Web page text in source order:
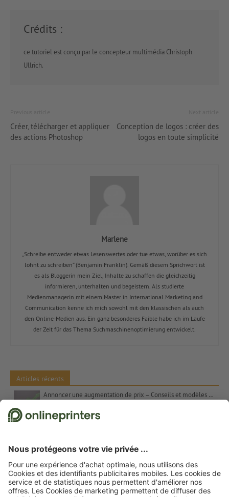
Crédits :
ce tutoriel est conçu par le concepteur multimédia Christoph
Ullrich.
Créer, télécharger et appliquer
des actions Photoshop
Conception de logos : créer des
logos en toute simplicité
Marlene
„Schreibe entweder etwas Lesenswertes oder tue etwas, worüber es sich
lohnt zu schreiben“ (Benjamin Franklin). Gemäß diesem Sprichwort ist
es als Bloggerin mein Ziel, Inhalte zu schaffen die gleichzeitig
informieren, unterhalten und begeistern. Als studierte
Medienmanagerin mit einem Master in International Marketing and
Communication kenne ich mich sowohl mit den klassischen als auch
den Online-Medien aus. Ein ganz besonderes Faible habe ich im Laufe
der Zeit für das Thema Suchmaschinenoptimierung entwickelt.
Articles récents
Annoncer une augmentation de prix – Conseils et modèles de textes
Cadeaux de Noël pour les clients – Inspiration et conseils